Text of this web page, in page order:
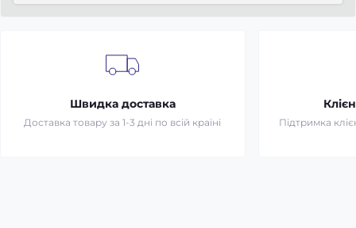
Швидка доставка
Доставка товару за 1-3 дні по всій країні Підтримка